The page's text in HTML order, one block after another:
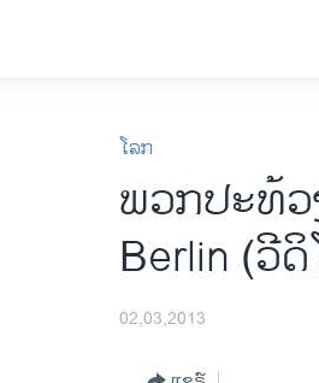
ໂລກ
ພວກປະທ້ວ
Berlin (ວີ
02,03,2013